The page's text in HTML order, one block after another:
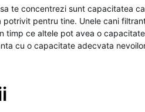
te concentrezi sunt capacitatea
pentru tine. Unele cani
timp ce altele pot avea o
cu o capacitate adecvata